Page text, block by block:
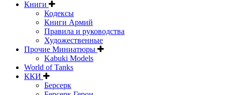
Книги
Кодексы
Книги Армий
Правила и руководства
Художественные
Прочие Миниатюры
Kabuki Models
World of Tanks
ККИ
Берсерк